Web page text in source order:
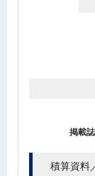
掲載
積算資料